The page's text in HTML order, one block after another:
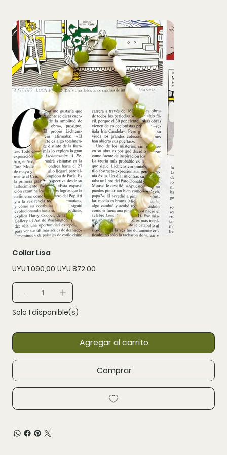
Collar Lisa
Precio
original
UYU 1.090,00 Precio
de
UYU 872,00
Solo 1 disponible(s)
Agregar al carrito
Comprar